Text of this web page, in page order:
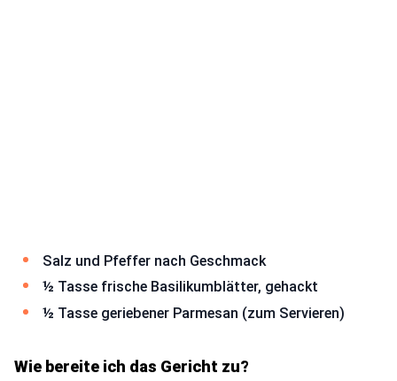
Salz und Pfeffer nach Geschmack
½ Tasse frische Basilikumblätter, gehackt
½ Tasse geriebener Parmesan (zum Servieren)
Wie bereite ich das Gericht zu?